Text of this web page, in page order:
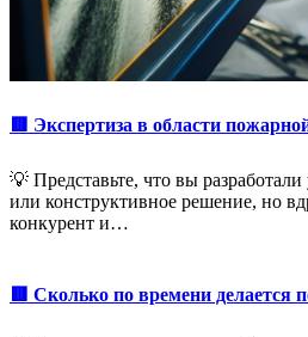
🟥 Экспертиза в области
💡 Представьте, что вы
или конструктивное решение, но
конкурент и…
🟥 Сколько по времени делается